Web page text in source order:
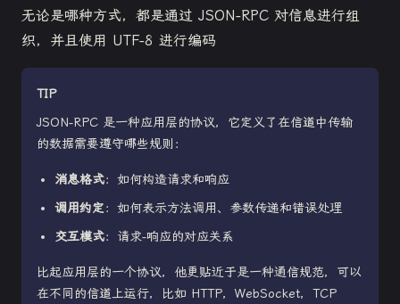
无论是哪种方式，都是通过 JSON-RPC 对信息进行组
织，并且使用 UTF-8 进行编码
TIP
JSON-RPC 是一种应用层的协议，它定义了在信道中传输
的数据需要遵守哪些规则：
消息格式：如何构造请求和响应
调用约定：如何表示方法调用、参数传递和错误处理
交互模式：请求-响应的对应关系
比起应用层的一个协议，他更贴近于是一种通信规范，可以
在不同的信道上运行，比如 HTTP，WebSocket，TCP